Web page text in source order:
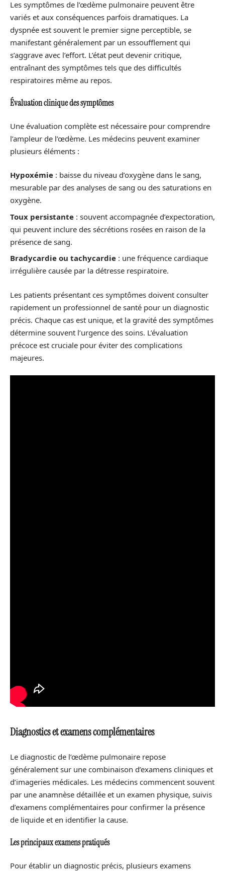
Les symptômes de l’œdème pulmonaire peuvent être
variés et aux conséquences parfois dramatiques. La
dyspnée est souvent le premier signe perceptible, se
manifestant généralement par un essoufflement qui
s’aggrave avec l’effort. L’état peut devenir critique,
entraînant des symptômes tels que des difficultés
respiratoires même au repos.
Évaluation clinique des symptômes
Une évaluation complète est nécessaire pour comprendre
l’ampleur de l’œdème. Les médecins peuvent examiner
plusieurs éléments :
Hypoxémie : baisse du niveau d’oxygène dans le sang,
mesurable par des analyses de sang ou des saturations en
oxygène.
Toux persistante : souvent accompagnée d’expectoration,
qui peuvent inclure des sécrétions rosées en raison de la
présence de sang.
Bradycardie ou tachycardie : une fréquence cardiaque
irrégulière causée par la détresse respiratoire.
Les patients présentant ces symptômes doivent consulter
rapidement un professionnel de santé pour un diagnostic
précis. Chaque cas est unique, et la gravité des symptômes
détermine souvent l’urgence des soins. L’évaluation
précoce est cruciale pour éviter des complications
majeures.
Diagnostics et examens complémentaires
Le diagnostic de l’œdème pulmonaire repose
généralement sur une combinaison d’examens cliniques et
d’imageries médicales. Les médecins commencent souvent
par une anamnèse détaillée et un examen physique, suivis
d’examens complémentaires pour confirmer la présence
de liquide et en identifier la cause.
Les principaux examens pratiqués
Pour établir un diagnostic précis, plusieurs examens